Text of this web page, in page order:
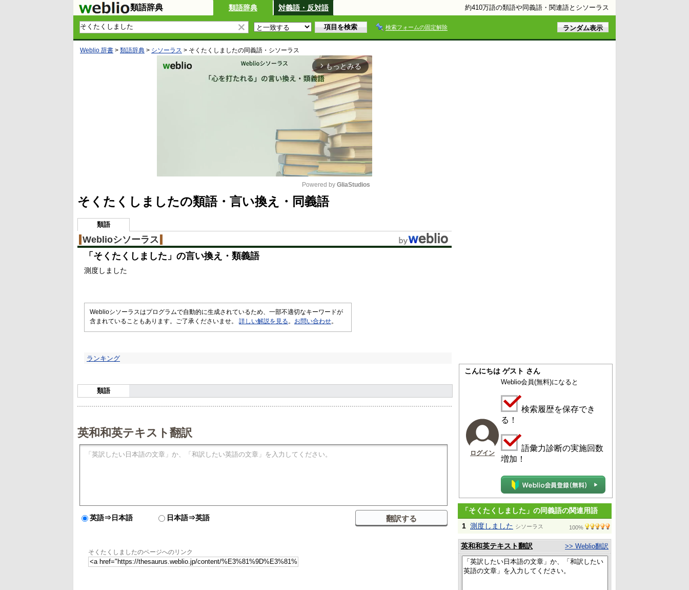
類語辞典 類語辞典 対義語・反対語 約410万語の類語や同義語・関連語とシソーラス
検索フォームの固定解除
Weblio 辞書 > 類語辞典 > シソーラス > そくたくしましたの同義語・シソーラス
arrow_forward_ios もっとみる
Powered by GliaStudios
そくたくしましたの類語・言い換え・同義語
類語
Weblioシソーラス
「 そくたくしました 」の言い換え・類義語
測度しました
Weblioシソーラスはプログラムで自動的に生成されているため、一部不適切なキーワードが
含まれていることもあります。ご了承くださいませ。 詳しい解説を見る 。 お問い合わせ。
ランキング
類語
英和和英テキスト翻訳
英語⇒日本語 日本語⇒英語
そくたくしましたのページへのリンク
こんにちは ゲスト さん
ログイン
Weblio会員(無料)になると
検索履歴を保存でき
る！
語彙力診断の実施回数
増加！
「そくたくしました」の同義語の関連用語
1 測度しました シソーラス 100%
英和和英テキスト翻訳 >> Weblio翻訳